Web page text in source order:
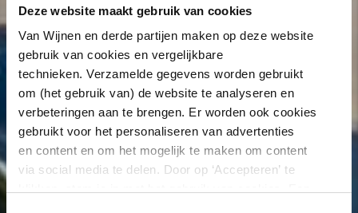
Deze website maakt gebruik van cookies
Van Wijnen en derde partijen maken op deze website
gebruik van cookies en vergelijkbare
technieken. Verzamelde gegevens worden gebruikt
om (het gebruik van) de website te analyseren en
verbeteringen aan te brengen. Er worden ook cookies
gebruikt voor het personaliseren van advertenties
en content en om het mogelijk te maken om content
via social media te delen. Door op ‘Accepteren’ te